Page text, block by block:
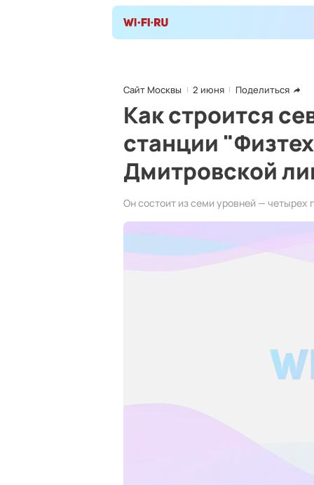
Сайт Москвы 2 июня Поделиться
Как строится
станции
Дмитровской
Он состоит из семи уровней —